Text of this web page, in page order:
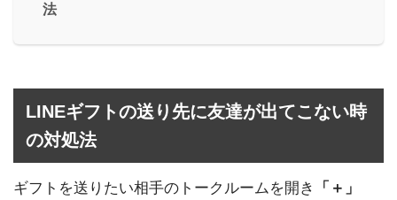
法
LINEギフトの送り先に友達が出てこない時
の対処法
ギフトを送りたい相手のトークルームを開き
「＋」